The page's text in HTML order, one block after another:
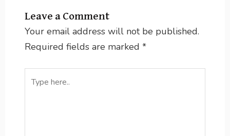
Leave a Comment
Your email address will not be published.
Required fields are marked*